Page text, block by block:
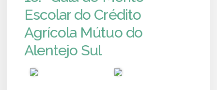
Escolar do Crédito
Agrícola Mútuo do
Alentejo Sul